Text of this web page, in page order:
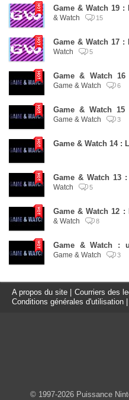
Game & Watch 19 :
& Watch
15
Game & Watch 17 :
Watch
5
Game & Watch
Game & Watch
6
Game & Watch
Game & Watch
3
Game & Watch 14 :
Game & Watch 13
Watch
5
Game & Watch 12 :
& Watch
8
Game & Watch :
Game & Watch
3
A propos du site Courriers des
Conditions générales d'utilisation
© 1997-2026 Puissance